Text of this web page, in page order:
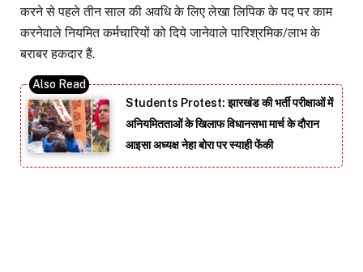
करने से पहले तीन साल की अवधि के लिए लेखा लिपिक के पद पर काम
करनेवाले नियमित कर्मचारियों को दिये जानेवाले पारिश्रमिक/लाभ के
बराबर हकदार हैं.
Students Protest: झारखंड की भर्ती परीक्षाओं में
अनियमितताओं के खिलाफ विधानसभा मार्च के दौरान
आइसा अध्यक्ष नेहा बोरा पर स्याही फेंकी